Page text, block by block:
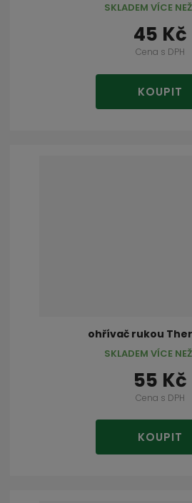
45 Kč
Cena s DPH
KOUPIT
SKLADEM VÍCE
ohřívač rukou
55 Kč
Cena s DPH
KOUPIT
SKLADEM VÍCE